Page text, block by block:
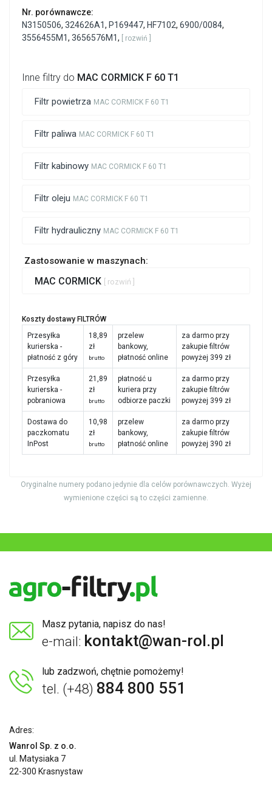
Inne filtry do MAC CORMICK F 60 T1
Filtr powietrza MAC CORMICK F 60 T1
Filtr paliwa MAC CORMICK F 60 T1
Filtr kabinowy MAC CORMICK F 60 T1
Filtr oleju MAC CORMICK F 60 T1
Filtr hydrauliczny MAC CORMICK F 60 T1
Nr. porównawcze:
N3150506, 324626A1, P169447, HF7102, 6900/0084,
3556455M1, 3656576M1, [ rozwiń ]
Zastosowanie w maszynach:
MAC CORMICK [ rozwiń ]
Koszty dostawy FILTRÓW
Przesyłka
kurierska -
płatność z góry
18,89
zł
brutto
przelew
bankowy,
płatność online
za darmo przy
zakupie filtrów
powyżej 399 zł
Przesyłka
kurierska -
pobraniowa
21,89
zł
brutto
płatność u
kuriera przy
odbiorze paczki
za darmo przy
zakupie filtrów
powyżej 399 zł
Dostawa do
paczkomatu
InPost
10,98
zł
brutto
przelew
bankowy,
płatność online
za darmo przy
zakupie filtrów
powyżej 390 zł
Oryginalne numery podano jedynie dla celów porównawczych. Wyżej
wymienione części są to części zamienne.
Masz pytania, napisz do nas!
e-mail: kontakt@wan-rol.pl
lub zadzwoń, chętnie pomożemy!
tel. (+48) 884 800 551
Adres:
Wanrol Sp. z o.o.
ul. Matysiaka 7
22-300 Krasnystaw